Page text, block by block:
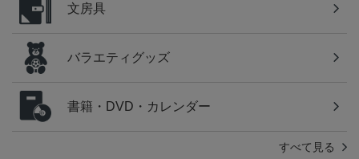
文房具
バラエティグッズ
書籍・DVD・カレンダー
すべて見る